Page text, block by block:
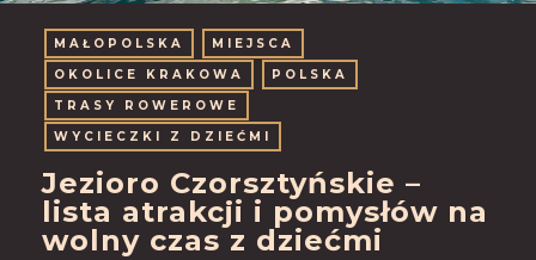
MAŁOPOLSKA
MIEJSCA
OKOLICE KRAKOWA
POLSKA
TRASY ROWEROWE
WYCIECZKI Z DZIEĆMI
Jezioro Czorsztyńskie –
lista atrakcji i pomysłów na
wolny czas z dziećmi